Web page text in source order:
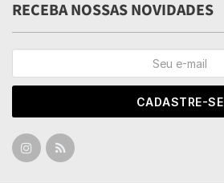
RECEBA NOSSAS NOVIDADES
CADASTRE-SE